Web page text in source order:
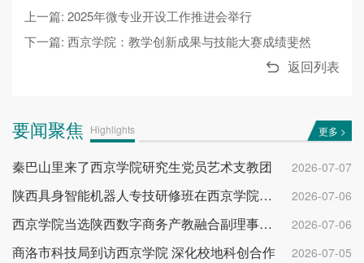
上一篇: 2025年微专业开设工作推进会举行
下一篇: 西京学院：教学创新成果与技能大赛成绩斐然
返回列表
要闻聚焦 Highlights 更多 >
秦巴山里来了西京学院研究生党员艺术支教团 2026-07-07
陕西具身智能机器人专技研修班在西京学院开班 2026-07-06
西京学院当选陕西数字商务产教融合副理事长单位 2026-07-06
商洛市科技局到访西京学院 深化校地科创合作 2026-07-05